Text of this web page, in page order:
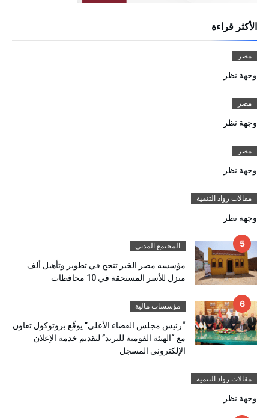
الأكثر قراءة
مصر
وجهة نظر
مصر
وجهة نظر
مصر
وجهة نظر
مقالات رواد التنمية
وجهة نظر
المجتمع المدني
مؤسسه مصر الخير تنجح في تطوير وتأهيل ألف
منزل للأسر المستحقة في 10 محافظات
مؤسسات مالية
“رئيس مجلس القضاء الأعلى” يوقّع بروتوكول تعاون
مع “الهيئة القومية للبريد” لتقديم خدمة الإعلان
الإلكتروني المسجل
مقالات رواد التنمية
وجهة نظر